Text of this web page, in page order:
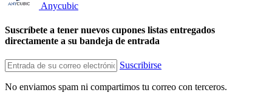
Anycubic
Suscríbete a tener nuevos cupones listas entregados
directamente a su bandeja de entrada
Suscribirse
No enviamos spam ni compartimos tu correo con terceros.